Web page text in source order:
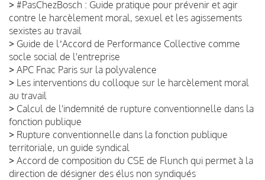
> #PasChezBosch : Guide pratique pour prévenir et agir
contre le harcèlement moral, sexuel et les agissements
sexistes au travail
> Guide de lʼAccord de Performance Collective comme
socle social de l'entreprise
> APC Fnac Paris sur la polyvalence
> Les interventions du colloque sur le harcèlement moral
au travail
> Calcul de l'indemnité de rupture conventionnelle dans la
fonction publique
> Rupture conventionnelle dans la fonction publique
territoriale, un guide syndical
> Accord de composition du CSE de Flunch qui permet à la
direction de désigner des élus non syndiqués